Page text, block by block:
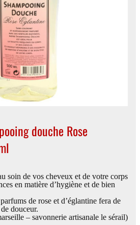
douche Rose
soin de vos cheveux et de votre corps
en matière d’hygiène et de bien
de rose et d’églantine fera de
douceur.
– savonnerie artisanale le sérail)